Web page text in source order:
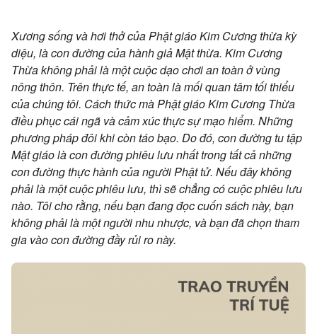
Xương sống và hơi thở của Phật giáo Kim Cương thừa kỳ
diệu, là con đường của hành giả Mật thừa. Kim Cương
Thừa không phải là một cuộc dạo chơi an toàn ở vùng
nông thôn. Trên thực tế, an toàn là mối quan tâm tối thiểu
của chúng tôi. Cách thức mà Phật giáo Kim Cương Thừa
điều phục cái ngã và cảm xúc thực sự mạo hiểm. Những
phương pháp đôi khi còn táo bạo. Do đó, con đường tu tập
Mật giáo là con đường phiêu lưu nhất trong tất cả những
con đường thực hành của người Phật tử. Nếu đây không
phải là một cuộc phiêu lưu, thì sẽ chẳng có cuộc phiêu lưu
nào. Tôi cho rằng, nếu bạn đang đọc cuốn sách này, bạn
không phải là một người nhu nhược, và bạn đã chọn tham
gia vào con đường đầy rủi ro này.